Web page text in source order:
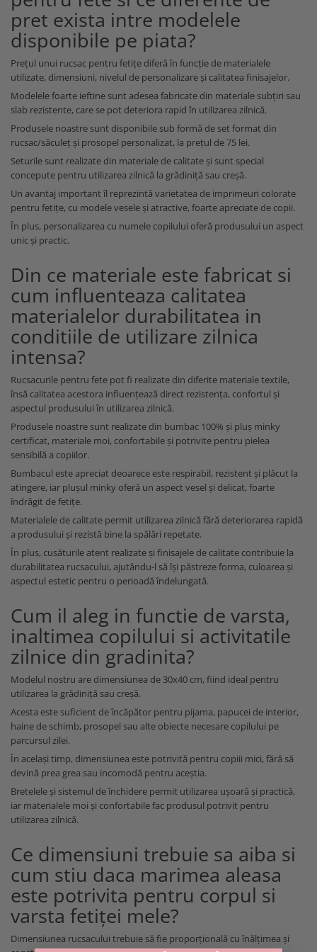
pret exista intre modelele
disponibile pe piata?
Prețul unui rucsac pentru fetițe diferă în funcție de materialele
utilizate, dimensiuni, nivelul de personalizare și calitatea finisajelor.
Modelele foarte ieftine sunt adesea fabricate din materiale subțiri sau
slab rezistente, care se pot deteriora rapid în utilizarea zilnică.
Produsele noastre sunt disponibile sub formă de set format din
rucsac/săculeț și prosopel personalizat, la prețul de 75 lei.
Seturile sunt realizate din materiale de calitate și sunt special
concepute pentru utilizarea zilnică la grădiniță sau creșă.
Un avantaj important îl reprezintă varietatea de imprimeuri colorate
pentru fetițe, cu modele vesele și atractive, foarte apreciate de copii.
În plus, personalizarea cu numele copilului oferă produsului un aspect
unic și practic.
Din ce materiale este fabricat si
cum influenteaza calitatea
materialelor durabilitatea in
conditiile de utilizare zilnica
intensa?
Rucsacurile pentru fete pot fi realizate din diferite materiale textile,
însă calitatea acestora influențează direct rezistența, confortul și
aspectul produsului în utilizarea zilnică.
Produsele noastre sunt realizate din bumbac 100% și pluș minky
certificat, materiale moi, confortabile și potrivite pentru pielea
sensibilă a copiilor.
Bumbacul este apreciat deoarece este respirabil, rezistent și plăcut la
atingere, iar plușul minky oferă un aspect vesel și delicat, foarte
îndrăgit de fetițe.
Materialele de calitate permit utilizarea zilnică fără deteriorarea rapidă
a produsului și rezistă bine la spălări repetate.
În plus, cusăturile atent realizate și finisajele de calitate contribuie la
durabilitatea rucsacului, ajutându-l să își păstreze forma, culoarea și
aspectul estetic pentru o perioadă îndelungată.
Cum il aleg in functie de varsta,
inaltimea copilului si activitatile
zilnice din gradinita?
Modelul nostru are dimensiunea de 30x40 cm, fiind ideal pentru
utilizarea la grădiniță sau creșă.
Acesta este suficient de încăpător pentru pijama, papucei de interior,
haine de schimb, prosopel sau alte obiecte necesare copilului pe
parcursul zilei.
În același timp, dimensiunea este potrivită pentru copiii mici, fără să
devină prea grea sau incomodă pentru aceștia.
Bretelele și sistemul de închidere permit utilizarea ușoară și practică,
iar materialele moi și confortabile fac produsul potrivit pentru
utilizarea zilnică.
Ce dimensiuni trebuie sa aiba si
cum stiu daca marimea aleasa
este potrivita pentru corpul si
varsta fetiței mele?
Dimensiunea rucsacului trebuie să fie proporțională cu înălțimea și